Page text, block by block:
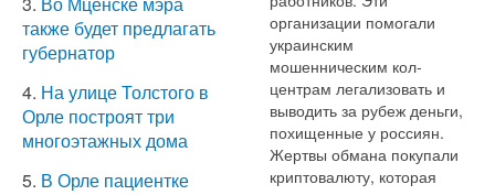
также будет предлагать
губернатор
4. На улице Толстого в
Орле построят три
многоэтажных дома
5. В Орле пациентке
организации помогали
украинским
мошенническим кол-
центрам легализовать и
выводить за рубеж деньги,
похищенные у россиян.
Жертвы обмана покупали
криптовалюту, которая